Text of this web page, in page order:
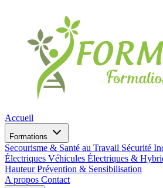
Accueil
Formations
Secourisme & Santé au Travail Sécurité
Électriques Véhicules Électriques &
HauteurPrévention & Sensibilisation
A propos Contact